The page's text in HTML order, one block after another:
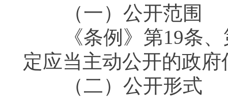
（一）公开范围
《条例》第19条、
定应当主动公开的政府
（二）公开形式